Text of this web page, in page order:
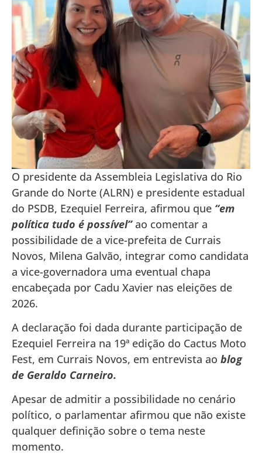
O presidente da Assembleia Legislativa do Rio
Grande do Norte (ALRN) e presidente estadual
do PSDB, Ezequiel Ferreira, afirmou que “em
política tudo é possível”ao comentar a
possibilidade de a vice-prefeita de Currais
Novos, Milena Galvão, integrar como candidata
a vice-governadora uma eventual chapa
encabeçada por Cadu Xavier nas eleições de
2026.
A declaração foi dada durante participação de
Ezequiel Ferreira na 19ª edição do Cactus Moto
Fest, em Currais Novos, em entrevista ao blog
de Geraldo Carneiro.
Apesar de admitir a possibilidade no cenário
político, o parlamentar afirmou que não existe
qualquer definição sobre o tema neste
momento.